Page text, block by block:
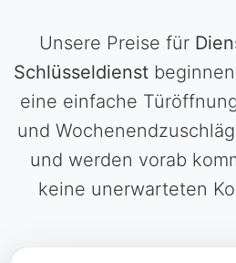
Unsere Preise für
Schlüsseldienst
eine einfache
und
und werden vorab
keine unerwarteten